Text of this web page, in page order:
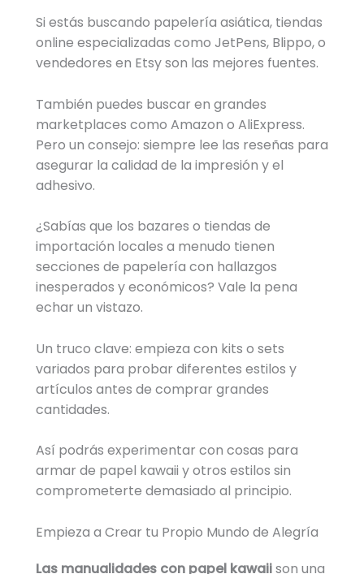
Si estás buscando papelería asiática, tiendas
online especializadas como JetPens, Blippo, o
vendedores en Etsy son las mejores fuentes.
También puedes buscar en grandes
marketplaces como Amazon o AliExpress.
Pero un consejo: siempre lee las reseñas para
asegurar la calidad de la impresión y el
adhesivo.
¿Sabías que los bazares o tiendas de
importación locales a menudo tienen
secciones de papelería con hallazgos
inesperados y económicos? Vale la pena
echar un vistazo.
Un truco clave: empieza con kits o sets
variados para probar diferentes estilos y
artículos antes de comprar grandes
cantidades.
Así podrás experimentar con cosas para
armar de papel kawaii y otros estilos sin
comprometerte demasiado al principio.
Empieza a Crear tu Propio Mundo de Alegría
Las manualidades con papel kawaiison una